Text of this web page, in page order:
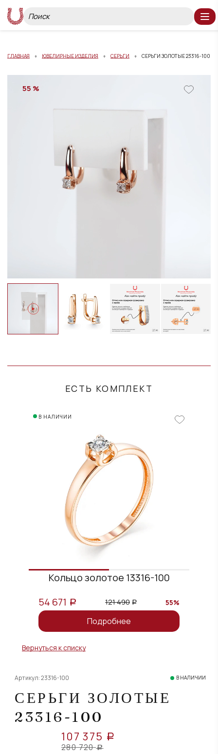
ГЛАВНАЯ ЮВЕЛИРНЫЕ ИЗДЕЛИЯ СЕРЬГИ СЕРЬГИ ЗОЛОТЫЕ 23316-100
ЕСТЬ КОМПЛЕКТ
В НАЛИЧИИ
Кольцо золотое 13316-100
54 671 a 121 490 a 55%
Подробнее
55 %
Вернуться к списку
Артикул: 23316-100 В НАЛИЧИИ
СЕРЬГИ ЗОЛОТЫЕ
23316-100
107 375 a
280 720 a